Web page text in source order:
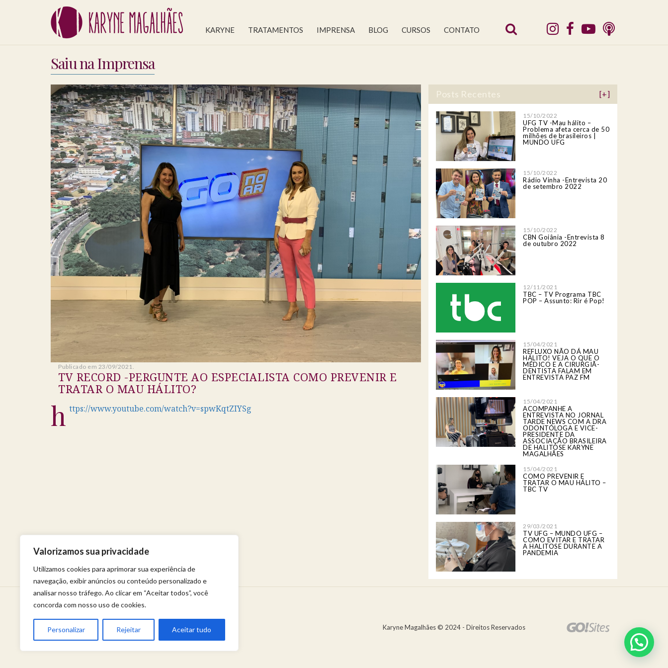
Valorizamos sua privacidade
Utilizamos cookies para aprimorar sua experiência de
navegação, exibir anúncios ou conteúdo personalizado e
analisar nosso tráfego. Ao clicar em “Aceitar todos”, você
concorda com nosso uso de cookies.
Personalizar Rejeitar Aceitar tudo
KARYNE TRATAMENTOS IMPRENSA BLOG CURSOS CONTATO
Saiu na Imprensa
Publicado em 23/09/2021.
TV RECORD -PERGUNTE AO ESPECIALISTA COMO PREVENIR E
TRATAR O MAU HÁLITO?
h ttps://www.youtube.com/watch?v=spwKqtZIYSg
Posts Recentes [+]
15/10/2022
UFG TV -Mau hálito –
Problema afeta cerca de 50
milhões de brasileiros |
MUNDO UFG
15/10/2022
Rádio Vinha -Entrevista 20
de setembro 2022
15/10/2022
CBN Goiânia -Entrevista 8
de outubro 2022
12/11/2021
TBC – TV Programa TBC
POP – Assunto: Rir é Pop!
15/04/2021
REFLUXO NÃO DÁ MAU
HÁLITO! VEJA O QUE O
MÉDICO E A CIRURGIÃ-
DENTISTA FALAM EM
ENTREVISTA PAZ FM
15/04/2021
ACOMPANHE A
ENTREVISTA NO JORNAL
TARDE NEWS COM A DRA
ODONTÓLOGA E VICE-
PRESIDENTE DA
ASSOCIAÇÃO BRASILEIRA
DE HALITOSE KARYNE
MAGALHÃES
15/04/2021
COMO PREVENIR E
TRATAR O MAU HÁLITO –
TBC TV
29/03/2021
TV UFG – MUNDO UFG –
COMO EVITAR E TRATAR
A HALITOSE DURANTE A
PANDEMIA
Venha viver uma experiência de bem-estar.
Karyne Magalhães © 2024 - Direitos Reservados